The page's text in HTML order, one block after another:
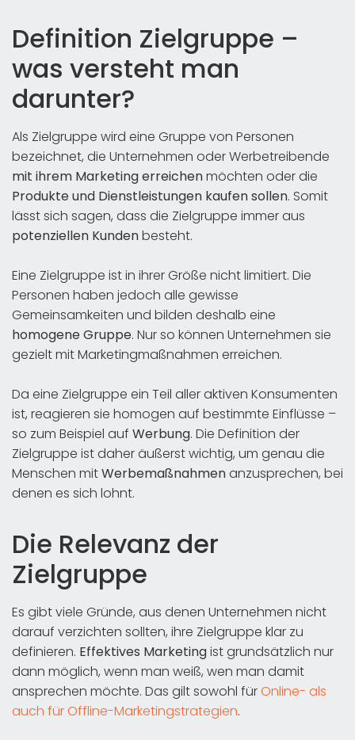
Definition Zielgruppe –
was versteht man
darunter?
Als Zielgruppe wird eine Gruppe von Personen
bezeichnet, die Unternehmen oder Werbetreibende
mit ihrem Marketing erreichenmöchten oder die
Produkte und Dienstleistungen kaufen sollen. Somit
lässt sich sagen, dass die Zielgruppe immer aus
potenziellen Kundenbesteht.
Eine Zielgruppe ist in ihrer Größe nicht limitiert. Die
Personen haben jedoch alle gewisse
Gemeinsamkeiten und bilden deshalb eine
homogene Gruppe. Nur so können Unternehmen sie
gezielt mit Marketingmaßnahmen erreichen.
Da eine Zielgruppe ein Teil aller aktiven Konsumenten
ist, reagieren sie homogen auf bestimmte Einflüsse –
so zum Beispiel auf Werbung. Die Definition der
Zielgruppe ist daher äußerst wichtig, um genau die
Menschen mitWerbemaßnahmenanzusprechen, bei
denen es sich lohnt.
Die Relevanz der
Zielgruppe
Es gibt viele Gründe, aus denen Unternehmen nicht
darauf verzichten sollten, ihre Zielgruppe klar zu
definieren. Effektives Marketingist grundsätzlich nur
dann möglich, wenn man weiß, wen man damit
ansprechen möchte. Das gilt sowohl fürOnline- als
auch für Offline-Marketingstrategien.